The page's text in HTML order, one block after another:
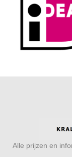
Alle prijzen en